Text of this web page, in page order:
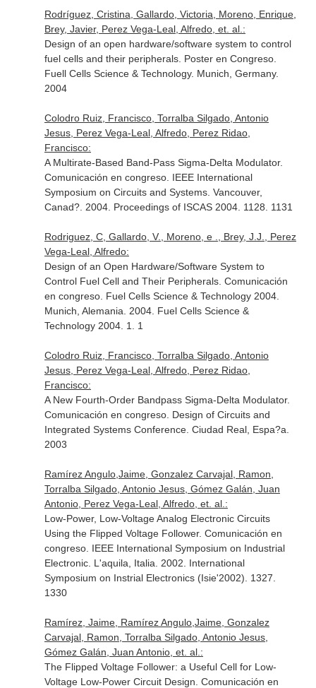
Rodríguez, Cristina, Gallardo, Victoria, Moreno, Enrique,
Brey, Javier, Perez Vega-Leal, Alfredo, et. al.:
Design of an open hardware/software system to control
fuel cells and their peripherals. Poster en Congreso.
Fuell Cells Science & Technology. Munich, Germany.
2004
Colodro Ruiz, Francisco, Torralba Silgado, Antonio
Jesus, Perez Vega-Leal, Alfredo, Perez Ridao,
Francisco:
A Multirate-Based Band-Pass Sigma-Delta Modulator.
Comunicación en congreso. IEEE International
Symposium on Circuits and Systems. Vancouver,
Canad?. 2004. Proceedings of ISCAS 2004. 1128. 1131
Rodriguez, C, Gallardo, V., Moreno, e ., Brey, J.J., Perez
Vega-Leal, Alfredo:
Design of an Open Hardware/Software System to
Control Fuel Cell and Their Peripherals. Comunicación
en congreso. Fuel Cells Science & Technology 2004.
Munich, Alemania. 2004. Fuel Cells Science &
Technology 2004. 1. 1
Colodro Ruiz, Francisco, Torralba Silgado, Antonio
Jesus, Perez Vega-Leal, Alfredo, Perez Ridao,
Francisco:
A New Fourth-Order Bandpass Sigma-Delta Modulator.
Comunicación en congreso. Design of Circuits and
Integrated Systems Conference. Ciudad Real, Espa?a.
2003
Ramírez Angulo,Jaime, Gonzalez Carvajal, Ramon,
Torralba Silgado, Antonio Jesus, Gómez Galán, Juan
Antonio, Perez Vega-Leal, Alfredo, et. al.:
Low-Power, Low-Voltage Analog Electronic Circuits
Using the Flipped Voltage Follower. Comunicación en
congreso. IEEE International Symposium on Industrial
Electronic. L'aquila, Italia. 2002. International
Symposium on Instrial Electronics (Isie'2002). 1327.
1330
Ramírez, Jaime, Ramírez Angulo,Jaime, Gonzalez
Carvajal, Ramon, Torralba Silgado, Antonio Jesus,
Gómez Galán, Juan Antonio, et. al.:
The Flipped Voltage Follower: a Useful Cell for Low-
Voltage Low-Power Circuit Design. Comunicación en